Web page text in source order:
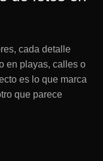
cada detalle
en playas, calles o
es lo que marca
que parece